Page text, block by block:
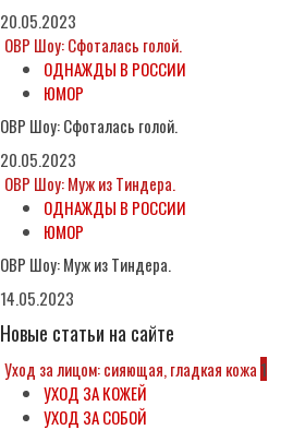
20.05.2023
ОВР Шоу: Сфоталась голой.
ОДНАЖДЫ В РОССИИ
ЮМОР
ОВР Шоу: Сфоталась голой.
20.05.2023
ОВР Шоу: Муж из Тиндера.
ОДНАЖДЫ В РОССИИ
ЮМОР
ОВР Шоу: Муж из Тиндера.
14.05.2023
Новые статьи на сайте
Уход за лицом: сияющая, гладкая кожа 1
УХОД ЗА КОЖЕЙ
УХОД ЗА СОБОЙ